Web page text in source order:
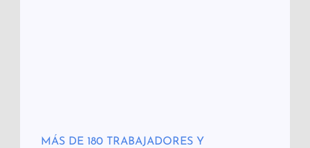
MÁS DE 180 TRABAJADORES Y